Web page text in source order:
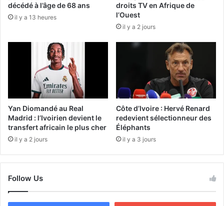
décédé à l’âge de 68 ans
il y a 13 heures
droits TV en Afrique de
l’Ouest
il y a 2 jours
Yan Diomandé au Real
Madrid : l’Ivoirien devient le
transfert africain le plus cher
il y a 2 jours
Côte d’Ivoire : Hervé Renard
redevient sélectionneur des
Éléphants
il y a 3 jours
Follow Us